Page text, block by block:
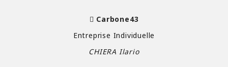
Carbone43
Entreprise Individuelle
CHIERA Ilario